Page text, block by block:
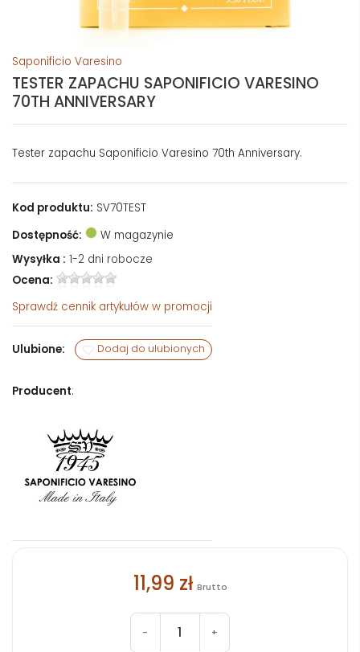
Saponificio Varesino
TESTER ZAPACHU SAPONIFICIO VARESINO
70TH ANNIVERSARY
Tester zapachu Saponificio Varesino 70th Anniversary.
Kod produktu: SV70TEST
Dostępność:
W magazynie
Wysyłka : 1-2 dni robocze
Ocena:
Sprawdź cennik artykułów w promocji
Ulubione: Dodaj do ulubionych
Producent:
11,99 zł Brutto
- +